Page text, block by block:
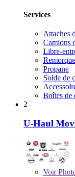
Services
Attaches
Camions
Libre-
Propane
Solde de
Boîtes de
2
U-Haul
Voir